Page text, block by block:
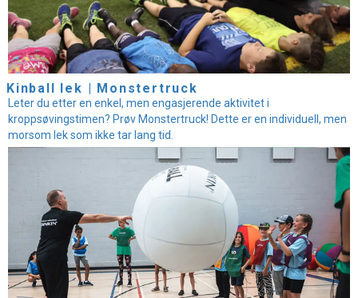
Kinball lek | Monstertruck
Leter du etter en enkel, men engasjerende aktivitet i
kroppsøvingstimen? Prøv Monstertruck! Dette er en individuell, men
morsom lek som ikke tar lang tid.